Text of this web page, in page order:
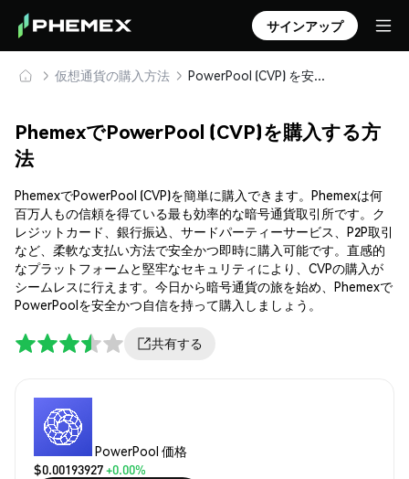
サインアップ
仮想通貨の購入方法 PowerPool (CVP) を安全に購入・保管
PhemexでPowerPool (CVP)を購入する方
法
PhemexでPowerPool (CVP)を簡単に購入できます。Phemexは何
百万人もの信頼を得ている最も効率的な暗号通貨取引所です。ク
レジットカード、銀行振込、サードパーティーサービス、P2P取引
など、柔軟な支払い方法で安全かつ即時に購入可能です。直感的
なプラットフォームと堅牢なセキュリティにより、CVPの購入が
シームレスに行えます。今日から暗号通貨の旅を始め、Phemexで
PowerPoolを安全かつ自信を持って購入しましょう。
共有する
PowerPool 価格
$0.00193927+0.00%